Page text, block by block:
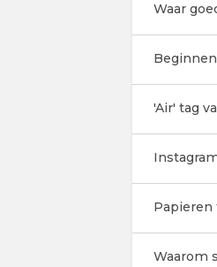
Waar
'Air' tag
Waarom